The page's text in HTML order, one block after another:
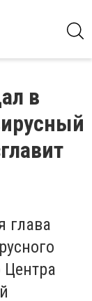
в
глава
Центра